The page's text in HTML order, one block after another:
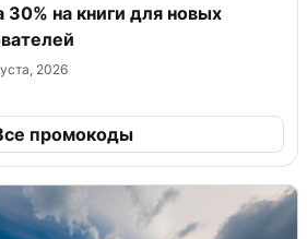
30% на книги для новых
2026
промокоды